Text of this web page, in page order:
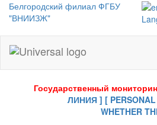
Белгородский филиал ФГБУ
"ВНИИЗЖ"
-
Государственный
ЛИНИЯ ] [
WHETHER